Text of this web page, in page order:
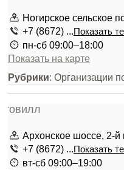
Ногирское сельское
+7 (8672) ...Показать
пн-сб 09:00–18:00
Показать на карте
Рубрики: Организации
Архонское шоссе, 2-й
+7 (8672) ...Показать
вт-сб 09:00–19:00